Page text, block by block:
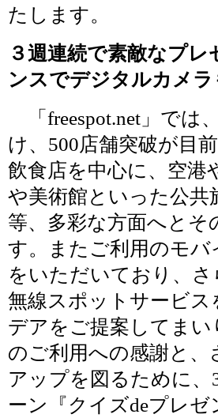
たします。
３週連続で素敵なプ
ンスでデジタルカメラ
「freespot.net」では
け、500店舗突破が目
飲食店を中心に、空港
や美術館といった公共
等、多彩な方面へと
す。またご利用のモ
をいただいており、
無線スポットサービ
デアをご提案してま
のご利用への感謝と、
アップを図るために
ーン『クイズdeプレ